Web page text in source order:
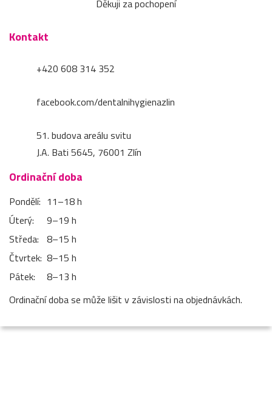
Děkuji za pochopení
Kontakt
+420 608 314 352
facebook.com/dentalnihygienazlin
51. budova areálu svitu
J.A. Bati 5645, 76001 Zlín
Ordinační doba
Pondělí: 11–⁠18 h
Úterý:
9–⁠19 h
Středa: 8–⁠15 h
Čtvrtek: 8–⁠15 h
Pátek:
8–⁠13 h
Ordinační doba se může lišit v závislosti na objednávkách.